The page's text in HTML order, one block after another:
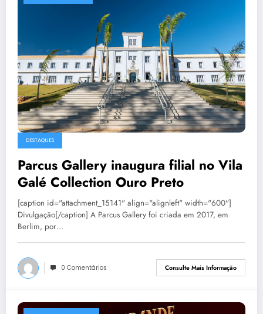
DESTAQUES
Parcus Gallery inaugura filial no Vila
Galé Collection Ouro Preto
[caption id="attachment_15141" align="alignleft" width="600"]
Divulgação[/caption] A Parcus Gallery foi criada em 2017, em
Berlim, por…
0 Comentários Consulte Mais Informação